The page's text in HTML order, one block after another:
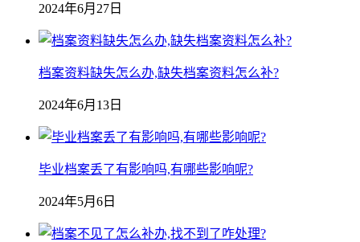
2024年6月27日
档案资料缺失怎么办,缺失档案资料怎么补?
2024年6月13日
毕业档案丢了有影响吗,有哪些影响呢?
2024年5月6日